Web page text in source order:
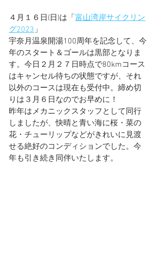
４月１６日(日)は「 富山湾岸サイクリン
グ2023」
宇奈月温泉開湯100周年を記念して、今
年のスタート＆ゴールは黒部となりま
す。今日２月２７日時点で80kmコース
はキャンセル待ちの状態ですが、それ
以外のコースは現在も受付中。締め切
りは３月６日なのでお早めに！
昨年はメカニックスタッフとして同行
しましたが、快晴と青い海に桜・菜の
花・チューリップなどがきれいに見渡
せる絶好のコンディションでした。今
年も引き続き同伴いたします。